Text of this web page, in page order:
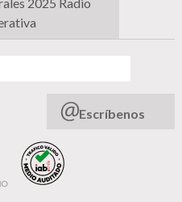
Escríbenos